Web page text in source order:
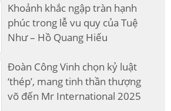
Khoảnh khắc ngập tràn hạnh
phúc trong lễ vu quy của Tuệ
Như – Hồ Quang Hiếu
Đoàn Công Vinh chọn kỷ luật
‘thép’, mang tinh thần thượng
võ đến Mr International 2025